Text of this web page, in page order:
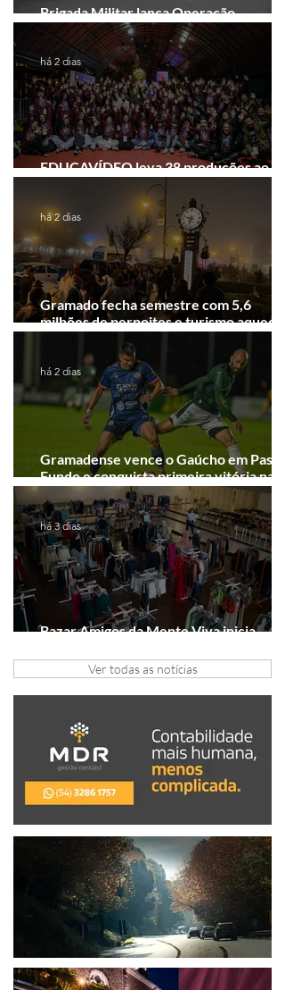
Brigada Militar lança Operação
Convergência na Região das Hortênsias
EDUCAVÍDEO leva 38 produções ao
Festival de Cinema de Gramado
há 2 dias
Gramado fecha semestre com 5,6
milhões de pernoites e turismo
Junho desponta!
há 2 dias
Gramadense vence o Gaúcho em Passo
Fundo e conquista primeira vitória na
Série A2
há 2 dias
Bazar Amigos da Mente Viva inicia
há 3 dias
Ver todas as notícias